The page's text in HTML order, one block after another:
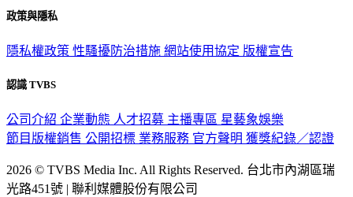
政策與隱私
隱私權政策 性騷擾防治措施 網站使用協定 版權宣告
認識 TVBS
公司介紹 企業動態 人才招募 主播專區 星藝象娛樂
節目版權銷售 公開招標 業務服務 官方聲明 獲獎紀錄／認證
2026 © TVBS Media Inc. All Rights Reserved. 台北市內湖區瑞
光路451號 | 聯利媒體股份有限公司